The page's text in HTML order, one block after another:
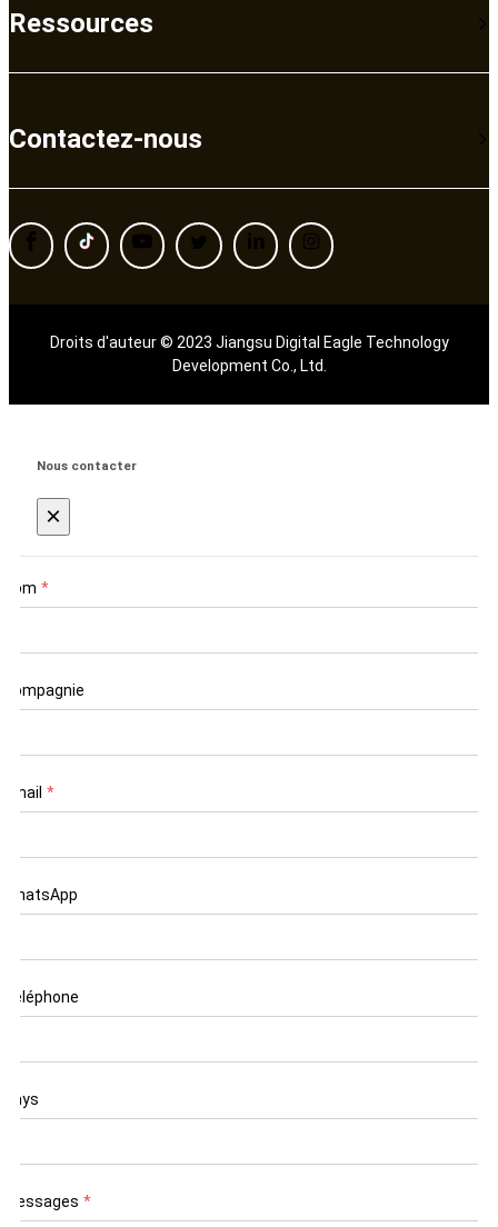
Ressources
Contactez-nous
Droits d'auteur © 2023 Jiangsu Digital Eagle Technology
Development Co., Ltd.
Nous contacter
×
Nom *
Compagnie
Email *
WhatsApp
Téléphone
Pays
Messages *